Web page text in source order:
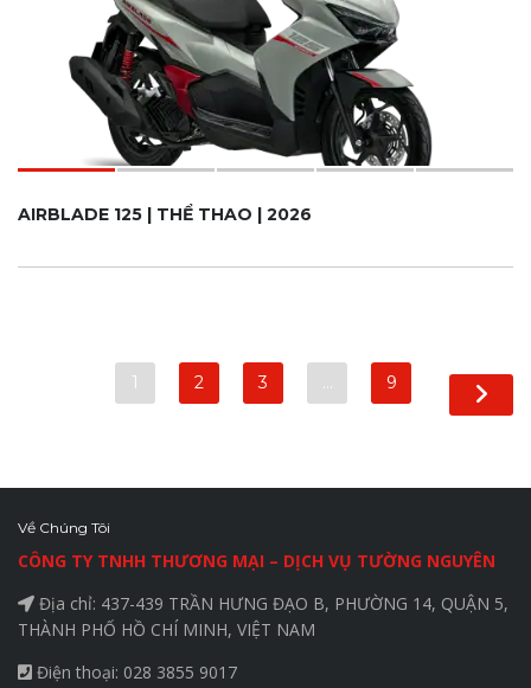
AIRBLADE 125 | THỂ THAO | 2026
1 2 3 … 9
Về Chúng Tôi
CÔNG TY TNHH THƯƠNG MẠI – DỊCH VỤ TƯỜNG NGUYÊN
Địa chỉ: 437-439 TRẦN HƯNG ĐẠO B, PHƯỜNG 14, QUẬN 5,
THÀNH PHỐ HỒ CHÍ MINH, VIỆT NAM
Điện thoại: 028 3855 9017